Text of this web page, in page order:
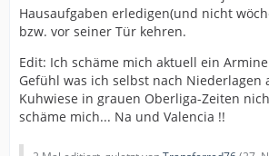
Hausaufgaben erledigen(und nicht
bzw. vor seiner Tür kehren.
Edit: Ich schäme mich aktuell ein
Gefühl was ich selbst nach Niederlagen
Kuhwiese in grauen Oberliga-Zeiten
schäme mich... Na und Valencia !!